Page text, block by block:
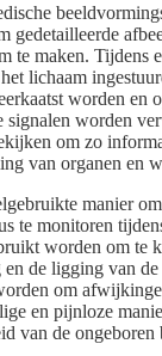
gedetailleerde
te maken. Tijdens
lichaam
worden en
signalen worden
om zo
van organen en
manier
te monitoren
worden om te
en de ligging van
om
en pijnloze
van de ongeboren